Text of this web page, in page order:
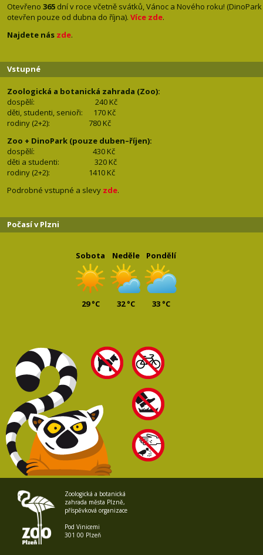
Otevřeno 365 dní v roce včetně svátků, Vánoc a Nového roku! (DinoPark
otevřen pouze od dubna do října). Více zde.
Najdete nás zde.
Vstupné
Zoologická a botanická zahrada (Zoo):
dospělí:
240 Kč
děti, studenti, senioři: 170 Kč
rodiny (2+2): 780 Kč
Zoo + DinoPark (pouze duben–říjen):
dospělí: 430 Kč
děti a studenti: 320 Kč
rodiny (2+2): 1410 Kč
Podrobné vstupné a slevy zde.
Počasí v Plzni
Sobota
29 °C
Neděle
32 °C
Pondělí
33 °C
Zoologická a botanická
zahrada města Plzně,
příspěvková organizace
Pod Vinicemi
301 00 Plzeň